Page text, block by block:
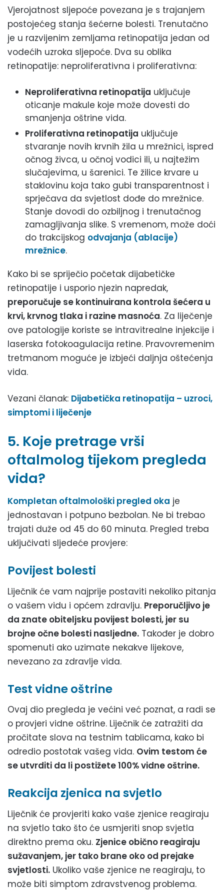
Vjerojatnost sljepoće povezana je s trajanjem
postojećeg stanja šećerne bolesti. Trenutačno
je u razvijenim zemljama retinopatija jedan od
vodećih uzroka sljepoće. Dva su oblika
retinopatije: neproliferativna i proliferativna:
Neproliferativna retinopatija uključuje
oticanje makule koje može dovesti do
smanjenja oštrine vida.
Proliferativna retinopatija uključuje
stvaranje novih krvnih žila u mrežnici, ispred
očnog živca, u očnoj vodici ili, u najtežim
slučajevima, u šarenici. Te žilice krvare u
staklovinu koja tako gubi transparentnost i
sprječava da svjetlost dođe do mrežnice.
Stanje dovodi do ozbiljnog i trenutačnog
zamagljivanja slike. S vremenom, može doći
do trakcijskog odvajanja (ablacije)
mrežnice.
Kako bi se spriječio početak dijabetičke
retinopatije i usporio njezin napredak,
preporučuje se kontinuirana kontrola šećera u
krvi, krvnog tlaka i razine masnoća. Za liječenje
ove patologije koriste se intravitrealne injekcije i
laserska fotokoagulacija retine. Pravovremenim
tretmanom moguće je izbjeći daljnja oštećenja
vida.
Vezani članak: Dijabetička retinopatija – uzroci,
simptomi i liječenje
5. Koje pretrage vrši
oftalmolog tijekom pregleda
vida?
Kompletan oftalmološki pregled oka je
jednostavan i potpuno bezbolan. Ne bi trebao
trajati duže od 45 do 60 minuta. Pregled treba
uključivati sljedeće provjere:
Povijest bolesti
Liječnik će vam najprije postaviti nekoliko pitanja
o vašem vidu i općem zdravlju. Preporučljivo je
da znate obiteljsku povijest bolesti, jer su
brojne očne bolesti nasljedne. Također je dobro
spomenuti ako uzimate nekakve lijekove,
nevezano za zdravlje vida.
Test vidne oštrine
Ovaj dio pregleda je većini već poznat, a radi se
o provjeri vidne oštrine. Liječnik će zatražiti da
pročitate slova na testnim tablicama, kako bi
odredio postotak vašeg vida. Ovim testom će
se utvrditi da li postižete 100% vidne oštrine.
Reakcija zjenica na svjetlo
Liječnik će provjeriti kako vaše zjenice reagiraju
na svjetlo tako što će usmjeriti snop svjetla
direktno prema oku. Zjenice obično reagiraju
sužavanjem, jer tako brane oko od prejake
svjetlosti. Ukoliko vaše zjenice ne reagiraju, to
može biti simptom zdravstvenog problema.